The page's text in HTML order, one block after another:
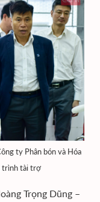
ty Phân bón và Hóa
trình tài trợ
Trọng Dũng –